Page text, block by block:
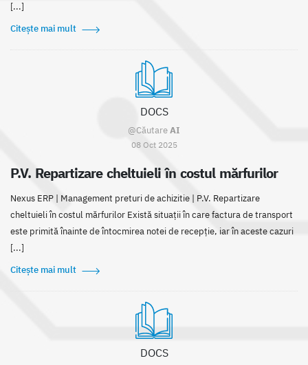
[...]
Citește mai mult
DOCS
@CăutareAI
08 Oct 2025
P.V. Repartizare cheltuieli în costul mărfurilor
Nexus ERP | Management preturi de achizitie | P.V. Repartizare
cheltuieli în costul mărfurilor Există situații în care factura de transport
este primită înainte de întocmirea notei de recepție, iar în aceste cazuri
[...]
Citește mai mult
DOCS